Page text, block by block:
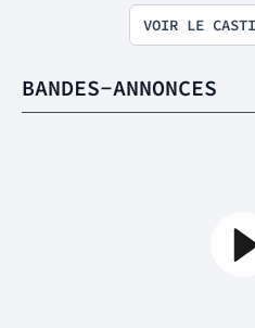
VOIR LE
BANDES-ANNONCES